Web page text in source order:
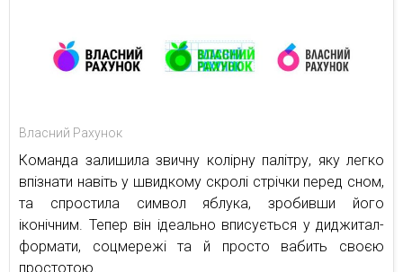
Власний Рахунок
Команда залишила звичну колірну палітру, яку легко
впізнати навіть у швидкому скролі стрічки перед сном,
та спростила символ яблука, зробивши його
іконічним. Тепер він ідеально вписується у диджитал-
формати, соцмережі та й просто вабить своєю
простотою.